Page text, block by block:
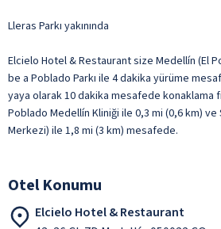
Lleras Parkı yakınında
Elcielo Hotel & Restaurant size Medellín (El
be a Poblado Parkı ile 4 dakika yürüme
yaya olarak 10 dakika mesafede konaklama
Poblado Medellín Kliniği ile 0,3 mi (0,6 km) ve
Merkezi) ile 1,8 mi (3 km) mesafede.
Otel Konumu
Elcielo Hotel & Restaurant